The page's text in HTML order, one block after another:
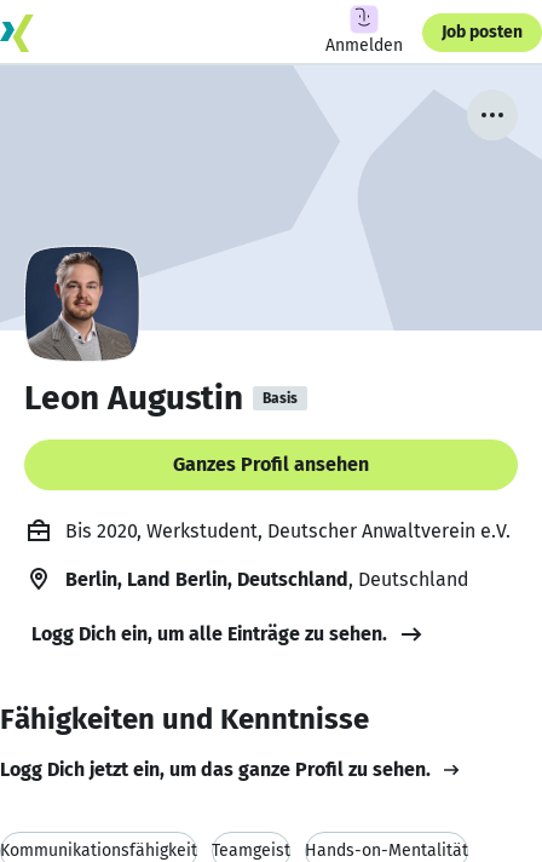
Anmelden
Job posten
Leon Augustin Basis
Ganzes Profil ansehen
Bis 2020, Werkstudent, Deutscher Anwaltverein e.V.
Berlin, Land Berlin, Deutschland, Deutschland
Logg Dich ein, um alle Einträge zu sehen.
Fähigkeiten und Kenntnisse
Logg Dich jetzt ein, um das ganze Profil zu sehen.
Kommunikationsfähigkeit Teamgeist Hands-on-Mentalität